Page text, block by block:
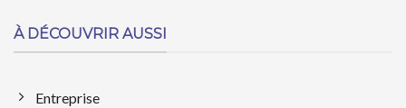
À DÉCOUVRIR AUSSI
Entreprise